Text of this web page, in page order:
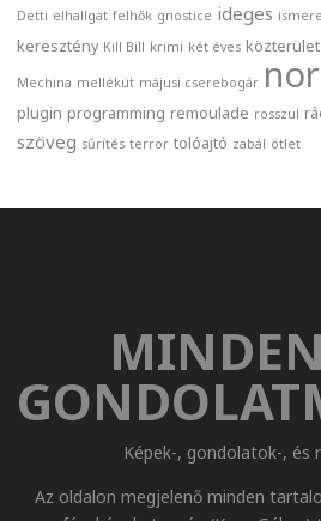
Detti elhallgat felhők gnostice ideges
keresztény Kill Bill krimi két éves közterület
Mechina mellékút májusi cserebogár
plugin programming remoulade rosszul
szöveg sűrítés terror tolóajtó zabál ötlet
Képek-, gondolatok-, és
Az oldalon megjelenő minden